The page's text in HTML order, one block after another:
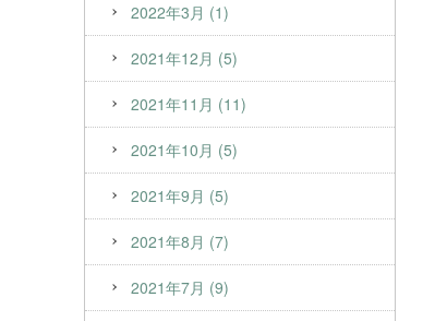
2022年3月 (1)
2021年12月 (5)
2021年11月 (11)
2021年10月 (5)
2021年9月 (5)
2021年8月 (7)
2021年7月 (9)